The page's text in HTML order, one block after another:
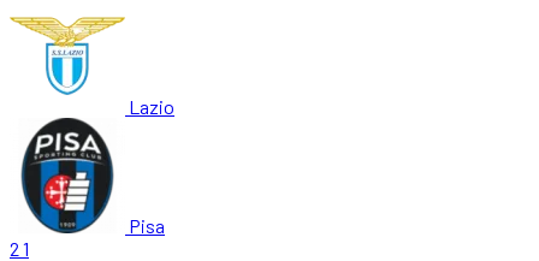
Lazio
Pisa
2 1